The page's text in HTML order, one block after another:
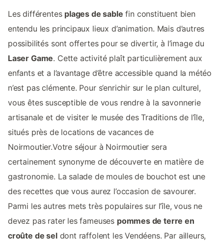
Les différentes plages de sable fin constituent bien
entendu les principaux lieux d’animation. Mais d’autres
possibilités sont offertes pour se divertir, à l’image du
Laser Game. Cette activité plaît particulièrement aux
enfants et a l’avantage d’être accessible quand la météo
n’est pas clémente. Pour s’enrichir sur le plan culturel,
vous êtes susceptible de vous rendre à la savonnerie
artisanale et de visiter le musée des Traditions de l’île,
situés près de locations de vacances de
Noirmoutier.Votre séjour à Noirmoutier sera
certainement synonyme de découverte en matière de
gastronomie. La salade de moules de bouchot est une
des recettes que vous aurez l’occasion de savourer.
Parmi les autres mets très populaires sur l’île, vous ne
devez pas rater les fameuses pommes de terre en
croûte de seldont raffolent les Vendéens. Par ailleurs,